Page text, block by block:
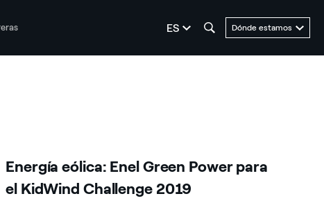
seleziona la lingua
ES Dónde estamos
Energía eólica: Enel Green Power para
el KidWind Challenge 2019